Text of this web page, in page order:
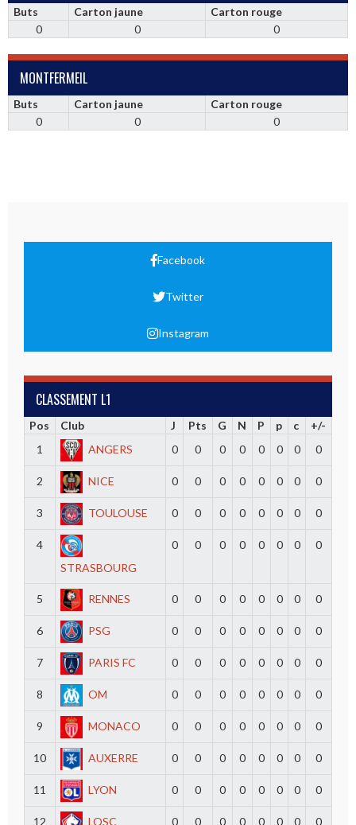
Buts Carton jaune
Carton rouge
0
0 0
MONTFERMEIL
Buts Carton jaune
Carton rouge
0
0 0
Facebook
Twitter
Instagram
CLASSEMENT L1
Pos Club J Pts G N P p c
+/-
1
ANGERS 0 0 0 0 0 0 0 0
2 NICE 0 0 0 0 0 0 0 0
3 TOULOUSE 0 0 0 0 0 0 0 0
4
STRASBOURG
0 0 0 0 0 0 0 0
5 RENNES 0 0 0 0 0 0 0 0
6 PSG 0 0 0 0 0 0 0 0
7 PARIS FC 0 0 0 0 0 0 0 0
8 OM 0 0 0 0 0 0 0 0
9 MONACO 0 0 0 0 0 0 0 0
10 AUXERRE 0 0 0 0 0 0 0 0
11 LYON 0 0 0 0 0 0 0 0
12 LOSC 0 0 0 0 0 0 0 0